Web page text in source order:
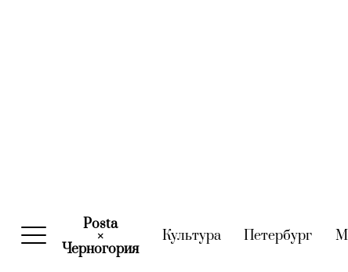
Posta
×
Черногория(current)
Культура(current)
Петербург